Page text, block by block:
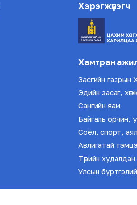
Хэрэгжүүлэгч
Хамтран
Засгийн газрын
Эдийн засаг,
Сангийн яам
Байгаль орчин,
Соёл, спорт,
Авлигатай
Төрийн
Улсын